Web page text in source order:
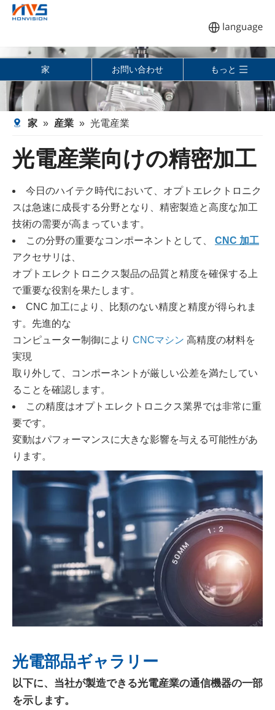
家 お問い合わせ もっと
家 » 産業 » 光電産業
光電産業向けの精密加工
今日のハイテク時代において、オプトエレクトロニク
スは急速に成長する分野となり、精密製造と高度な加工
技術の需要が高まっています。
この分野の重要なコンポーネントとして、 CNC 加工
アクセサリは、
オプトエレクトロニクス製品の品質と精度を確保する上
で重要な役割を果たします。
CNC 加工により、比類のない精度と精度が得られま
す。先進的な
コンピューター制御により CNCマシン 高精度の材料を
実現
取り外して、コンポーネントが厳しい公差を満たしてい
ることを確認します。
この精度はオプトエレクトロニクス業界では非常に重
要です。
変動はパフォーマンスに大きな影響を与える可能性があ
ります。
光電部品ギャラリー
以下に、当社が製造できる光電産業の通信機器の一部
を示します。